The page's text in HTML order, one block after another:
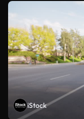
iStock